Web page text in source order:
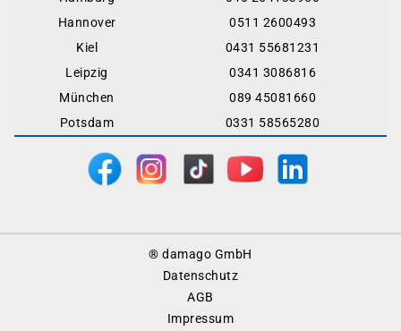
Hannover
0511 2600493
Kiel
0431 55681231
Leipzig
0341 3086816
München
089 45081660
Potsdam
0331 58565280
® damago GmbH
Datenschutz
AGB
Impressum